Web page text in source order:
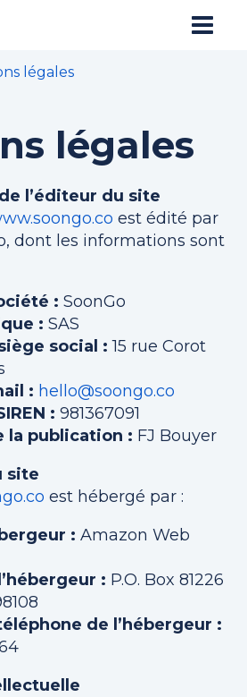
légales
légales
l’éditeur du site
est édité par
dont les informations sont
: SoonGo
: SAS
social : 15 rue Corot
: hello@soongo.co
: 981367091
la publication : FJ Bouyer
site
est hébergé par :
: Amazon Web
: P.O. Box 81226
de l’hébergeur :